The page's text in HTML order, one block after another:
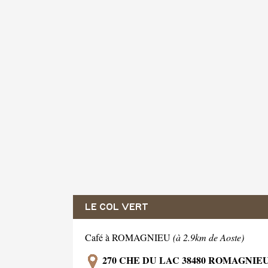
LE COL VERT
Café à ROMAGNIEU(à 2.9km de Aoste)
270 CHE DU LAC 38480